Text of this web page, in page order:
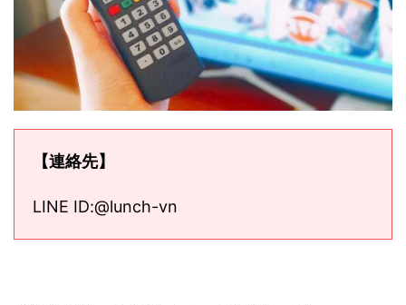
【連絡先】
LINE ID:@lunch-vn